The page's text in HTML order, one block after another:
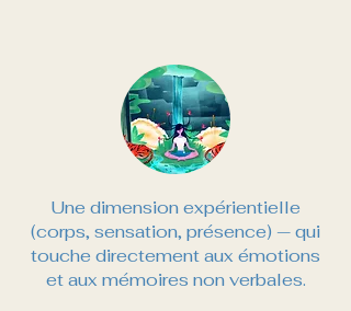
Une dimension expérientielle
(corps, sensation, présence) — qui
touche directement aux émotions
et aux mémoires non verbales.